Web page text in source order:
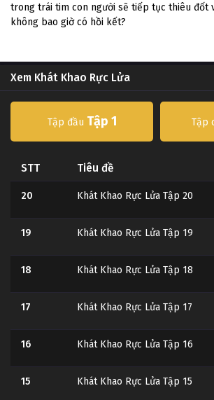
trong trái tim con người sẽ tiếp tục thiêu đốt
không bao giờ có hồi kết?
Xem Khát Khao Rực Lửa
Tập đầu Tập 1 Tập
STT Tiêu đề
20 Khát Khao Rực Lửa Tập 20
19 Khát Khao Rực Lửa Tập 19
18 Khát Khao Rực Lửa Tập 18
17 Khát Khao Rực Lửa Tập 17
16 Khát Khao Rực Lửa Tập 16
15 Khát Khao Rực Lửa Tập 15